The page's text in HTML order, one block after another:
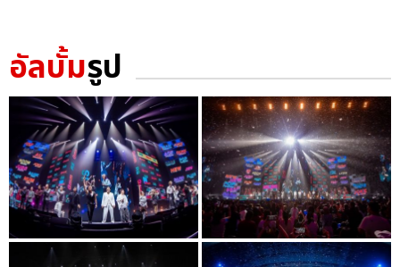
อัลบั้มรูป